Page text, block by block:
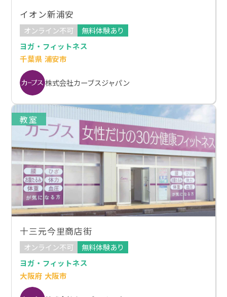
イオン新浦安
オンライン不可
無料体験あり
ヨガ・フィットネス
千葉県 浦安市
株式会社カーブスジャパン
教室
十三元今里商店街
オンライン不可
無料体験あり
ヨガ・フィットネス
大阪府 大阪市